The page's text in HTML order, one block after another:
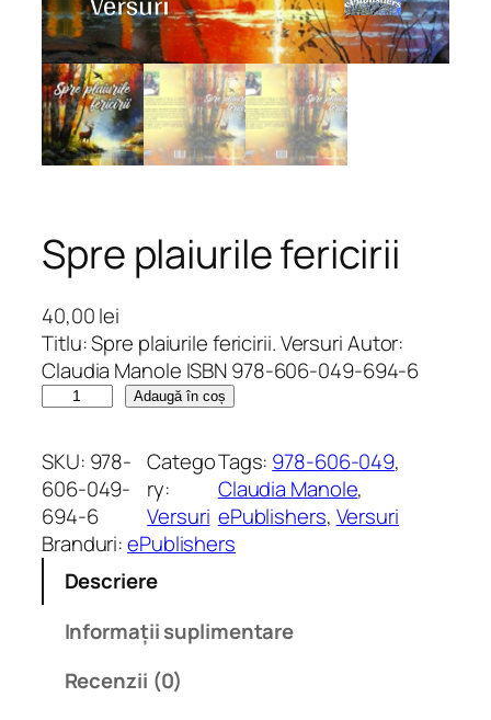
Spre plaiurile fericirii
40,00lei
Titlu: Spre plaiurile fericirii. Versuri Autor:
Claudia Manole ISBN 978-606-049-694-6
n
t
i
t
a
Adaugă în coș
SKU: 978-
606-049-
694-6
Catego
ry:
Versuri
Tags: 978-606-049
Claudia Manole
ePublishers, Versuri
Branduri:ePublishers
Descriere
Informații suplimentare
Recenzii (0)